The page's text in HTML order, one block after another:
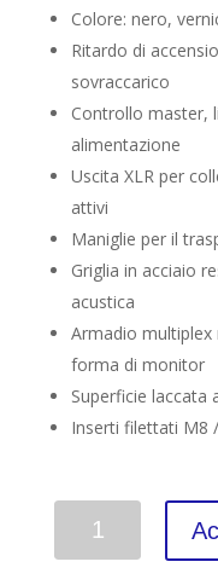
Colore: nero,
Ritardo di
sovraccarico
Controllo master,
alimentazione
Uscita XLR per
attivi
Maniglie per il
Griglia in acciaio
acustica
Armadio
forma di monitor
Superficie laccata
Inserti filettati M8